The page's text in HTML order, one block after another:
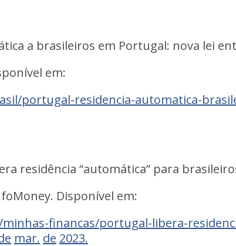
a brasileiros em Portugal: nova lei
em:
portugal-residencia-automatica-
residência “automática” para
Disponível em:
financas/portugal-libera-
mar. de 2023.